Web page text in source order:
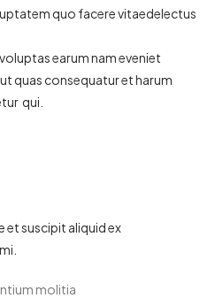
quo facere vitaedelectus
earum nam eveniet
quas consequatur et harum
qui.
et suscipit aliquid ex
molitia